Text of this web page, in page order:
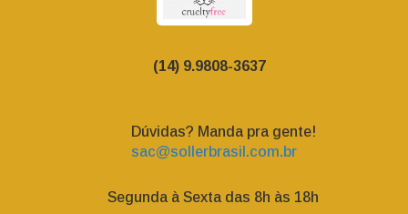
(14) 9.9808-3637
Dúvidas? Manda pra gente!
sac@sollerbrasil.com.br
Segunda à Sexta das 8h às 18h